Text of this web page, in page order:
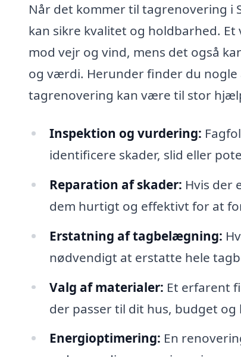
Når det kommer til tagrenovering
kan sikre kvalitet og holdbarhed.
mod vejr og vind, mens det også
og værdi. Herunder finder du
tagrenovering kan være til stor
Inspektion og vurdering:
identificere skader, slid eller
Reparation af skader: Hvis der
dem hurtigt og effektivt for at
Erstatning af tagbelægning:
nødvendigt at erstatte hele
Valg af materialer: Et erfarent
der passer til dit hus, budget
Energioptimering: En